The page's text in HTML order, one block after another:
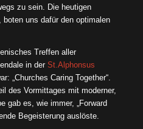
zu sein. Die heutigen
uns dafür den optimalen
Treffen aller
in der St.Alphonsus
„Churches Caring Together“.
des Vormittages mit moderner,
gab es, wie immer, „Forward
Begeisterung auslöste.